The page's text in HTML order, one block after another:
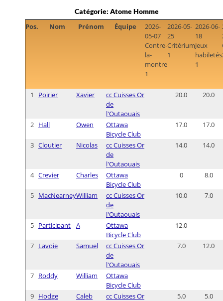
Catégorie: Atome Homme
Pos. Nom Prénom Équipe
2026-
05-07
Contre-
la-
montre
1
2026-05-
25
Critérium
1
2026-06-
18
Jeux
habiletés
1
1 Poirier Xavier
cc Cuisses Or
de
l'Outaouais
20.0 20.0
2 Hall Owen
Ottawa
Bicycle Club
17.0 17.0
3 Cloutier Nicolas
cc Cuisses Or
de
l'Outaouais
14.0 14.0
4 Crevier Charles
Ottawa
Bicycle Club
0 8.0
5 MacNearneyWilliam
cc Cuisses Or
de
l'Outaouais
10.0 7.0
5 Participant A
Ottawa
Bicycle Club
12.0
7 Lavoie Samuel
cc Cuisses Or
de
l'Outaouais
7.0 12.0
7 Roddy William
Ottawa
Bicycle Club
9 Hodge Caleb
cc Cuisses Or
5.0 5.0